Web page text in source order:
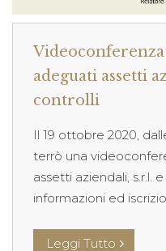
adeguati assetti
controlli
Il 19 ottobre 2020,
terrò una
assetti aziendali, s.r.l.
informazioni ed
Leggi Tutto